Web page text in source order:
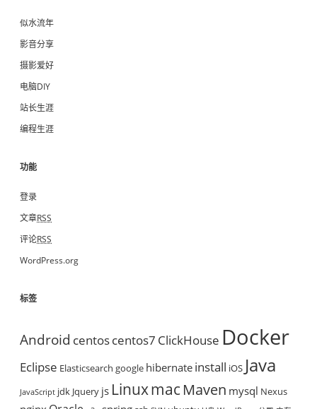
似水流年
影音分享
摄影爱好
电脑DIY
站长生涯
编程生涯
功能
登录
文章RSS
评论RSS
WordPress.org
标签
Android centoscentos7 ClickHouse Docker
Eclipse Elasticsearch google hibernate install iOS Java
JavaScript jdk Jquery js LinuxmacMaven mysql Nexus